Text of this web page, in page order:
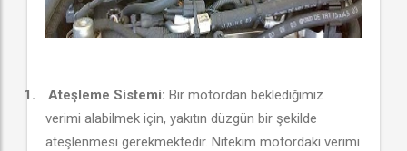
1. Ateşleme Sistemi: Bir motordan beklediğimiz
verimi alabilmek için, yakıtın düzgün bir şekilde
ateşlenmesi gerekmektedir. Nitekim motordaki verimi